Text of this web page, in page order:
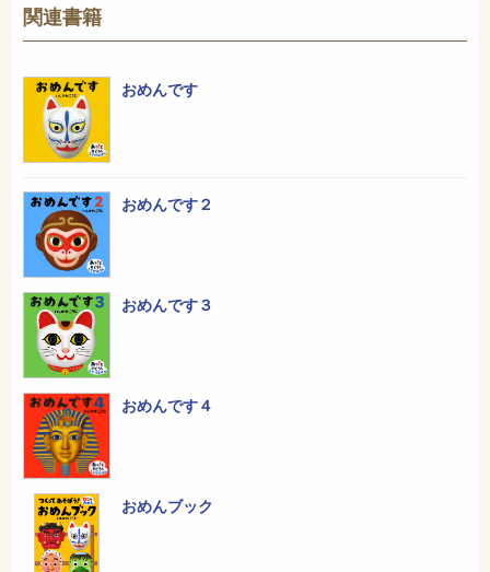
関連書籍
おめんです
おめんです２
おめんです３
おめんです４
おめんブック